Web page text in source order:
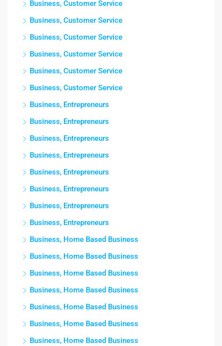
Business, Customer Service
Business, Customer Service
Business, Customer Service
Business, Customer Service
Business, Customer Service
Business, Customer Service
Business, Entrepreneurs
Business, Entrepreneurs
Business, Entrepreneurs
Business, Entrepreneurs
Business, Entrepreneurs
Business, Entrepreneurs
Business, Entrepreneurs
Business, Entrepreneurs
Business, Home Based Business
Business, Home Based Business
Business, Home Based Business
Business, Home Based Business
Business, Home Based Business
Business, Home Based Business
Business, Home Based Business